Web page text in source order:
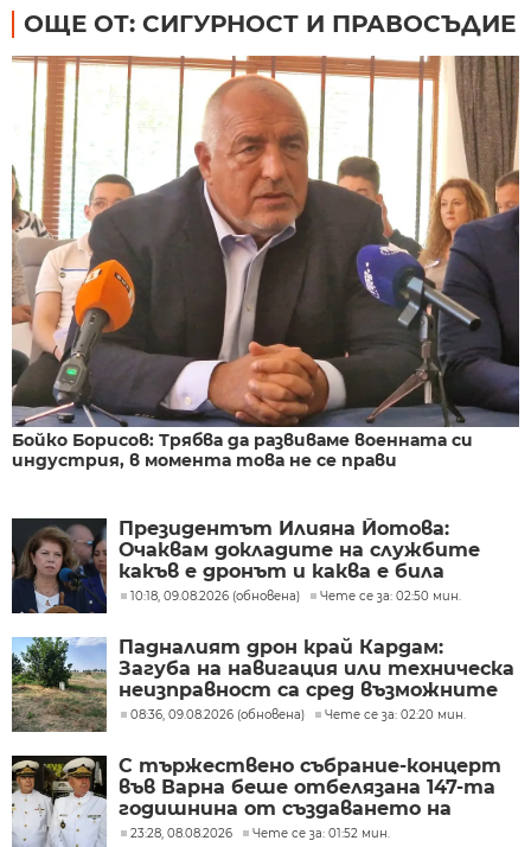
ОЩЕ ОТ: СИГУРНОСТ И ПРАВОСЪДИЕ
Бойко Борисов: Трябва да развиваме военната си
индустрия, в момента това не се прави
Президентът Илияна Йотова:
Очаквам докладите на службите
какъв е дронът и каква е била
неговата роля
10:18, 09.08.2026 (обновена) Чете се за: 02:50 мин.
Падналият дрон край Кардам:
Загуба на навигация или техническа
неизправност са сред възможните
причини
08:36, 09.08.2026 (обновена) Чете се за: 02:20 мин.
С тържествено събрание-концерт
във Варна беше отбелязана 147-та
годишнина от създаването на
Военноморските сили
23:28, 08.08.2026 Чете се за: 01:52 мин.